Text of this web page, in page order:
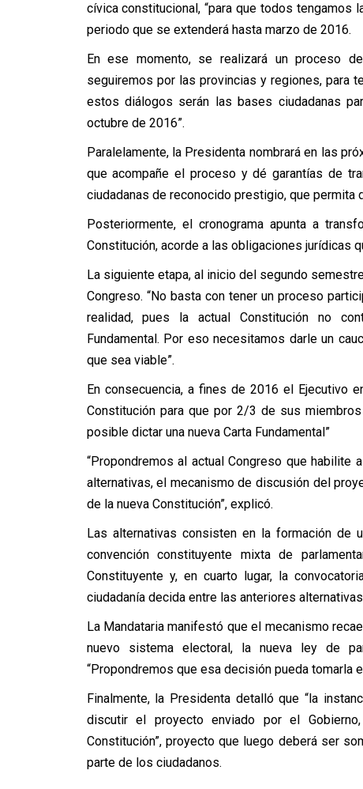
cívica constitucional, “para que todos tengamos
periodo que se extenderá hasta marzo de 2016.
En ese momento, se realizará un proceso
seguiremos por las provincias y regiones, para
estos diálogos serán las bases ciudadanas
octubre de 2016”.
Paralelamente, la Presidenta nombrará en las
que acompañe el proceso y dé garantías de
ciudadanas de reconocido prestigio, que permita
Posteriormente, el cronograma apunta a
Constitución, acorde a las obligaciones jurídicas
La siguiente etapa, al inicio del segundo
Congreso. “No basta con tener un proceso
realidad, pues la actual Constitución no
Fundamental. Por eso necesitamos darle un
que sea viable”.
En consecuencia, a fines de 2016 el Ejecutivo
Constitución para que por 2/3 de sus
posible dictar una nueva Carta Fundamental”
“Propondremos al actual Congreso que
alternativas, el mecanismo de discusión del
de la nueva Constitución”, explicó.
Las alternativas consisten en la formación de
convención constituyente mixta de
Constituyente y, en cuarto lugar, la
ciudadanía decida entre las anteriores
La Mandataria manifestó que el mecanismo
nuevo sistema electoral, la nueva ley de
“Propondremos que esa decisión pueda tomarla
Finalmente, la Presidenta detalló que “la
discutir el proyecto enviado por el
Constitución”, proyecto que luego deberá ser
parte de los ciudadanos.